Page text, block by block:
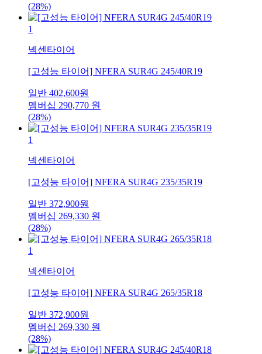
(28%)
1
넥센타이어
[고성능 타이어] NFERA SUR4G 245/40R19
일반 402,600원
멤버십 290,770 원
(28%)
1
넥센타이어
[고성능 타이어] NFERA SUR4G 235/35R19
일반 372,900원
멤버십 269,330 원
(28%)
1
넥센타이어
[고성능 타이어] NFERA SUR4G 265/35R18
일반 372,900원
멤버십 269,330 원
(28%)